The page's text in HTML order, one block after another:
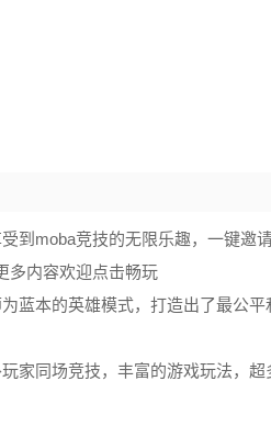
到moba竞技的无限乐趣，一键邀
多内容欢迎点击畅玩
蓝本的英雄模式，打造出了最公
家同场竞技，丰富的游戏玩法，超